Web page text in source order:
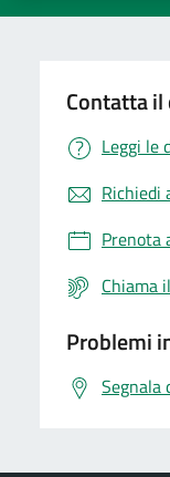
Contatta
Leggi le
Richiedi
Prenota
Chiama
Problemi
Segnala